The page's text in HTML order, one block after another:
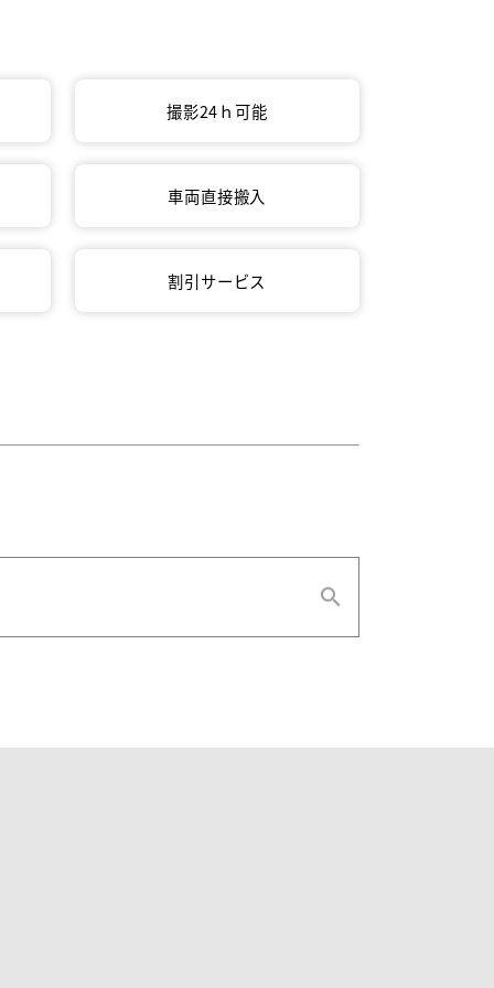
撮影24ｈ可能
車両直接搬入
割引サービス